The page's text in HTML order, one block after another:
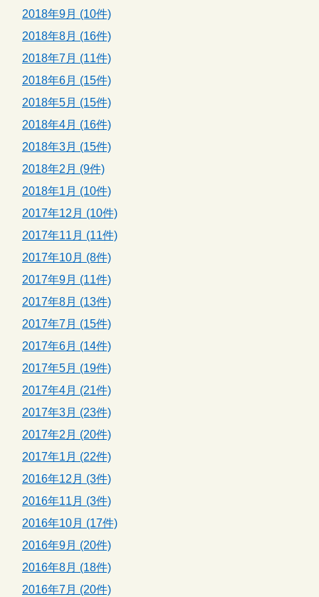
2018年9月 (10件)
2018年8月 (16件)
2018年7月 (11件)
2018年6月 (15件)
2018年5月 (15件)
2018年4月 (16件)
2018年3月 (15件)
2018年2月 (9件)
2018年1月 (10件)
2017年12月 (10件)
2017年11月 (11件)
2017年10月 (8件)
2017年9月 (11件)
2017年8月 (13件)
2017年7月 (15件)
2017年6月 (14件)
2017年5月 (19件)
2017年4月 (21件)
2017年3月 (23件)
2017年2月 (20件)
2017年1月 (22件)
2016年12月 (3件)
2016年11月 (3件)
2016年10月 (17件)
2016年9月 (20件)
2016年8月 (18件)
2016年7月 (20件)